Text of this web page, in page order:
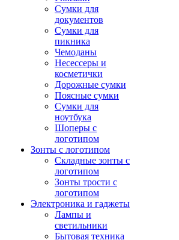
Сумки для
документов
Сумки для
пикника
Чемоданы
Несессеры и
косметички
Дорожные сумки
Поясные сумки
Сумки для
ноутбука
Шоперы с
логотипом
Зонты с логотипом
Складные зонты с
логотипом
Зонты трости с
логотипом
Электроника и гаджеты
Лампы и
светильники
Бытовая техника